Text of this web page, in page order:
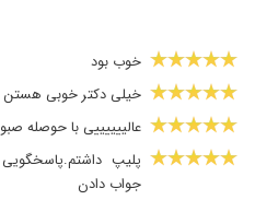
خوب بود
خیلی دکتر خوبی هستن
عالییییییی با حوصله
پلیپ
جواب دادن